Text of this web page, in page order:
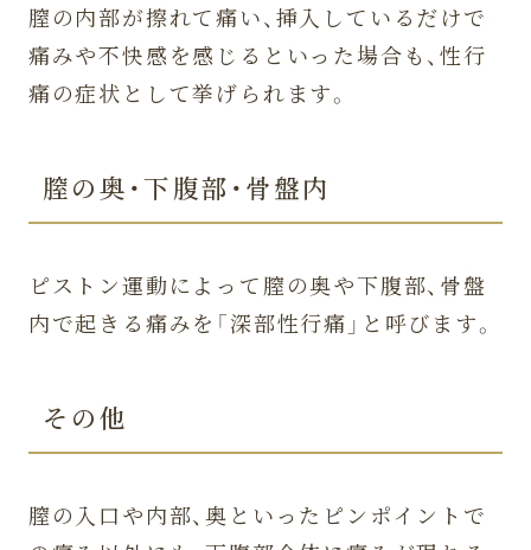
ずかしいです。
5.まとめ
膣の内部が擦れて痛い、挿入しているだけで
痛みや不快感を感じるといった場合も、性行
痛の症状として挙げられます。
膣の奥・下腹部・骨盤内
ピストン運動によって膣の奥や下腹部、骨盤
内で起きる痛みを「深部性行痛」と呼びます。
その他
膣の入口や内部、奥といったピンポイントで